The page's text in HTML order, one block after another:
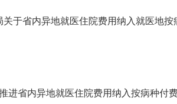
于省内异地就医住院费用纳入就医地
进省内异地就医住院费用纳入按病种付